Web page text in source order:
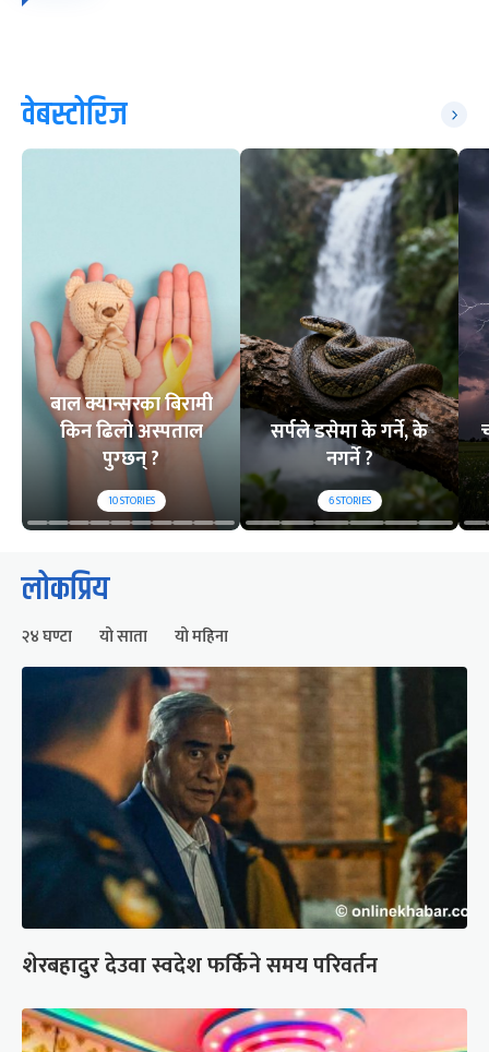
वेबस्टोरिज
बाल क्यान्सरका बिरामी
किन ढिलो अस्पताल
पुग्छन् ?
10STORIES
सर्पले डसेमा के गर्ने, के
नगर्ने ?
6STORIES
लोकप्रिय
२४ घण्टा यो साता यो महिना
शेरबहादुर देउवा स्वदेश फर्किने समय परिवर्तन